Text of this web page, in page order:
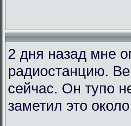
2 дня назад мне
радиостанцию.
сейчас. Он тупо
заметил это